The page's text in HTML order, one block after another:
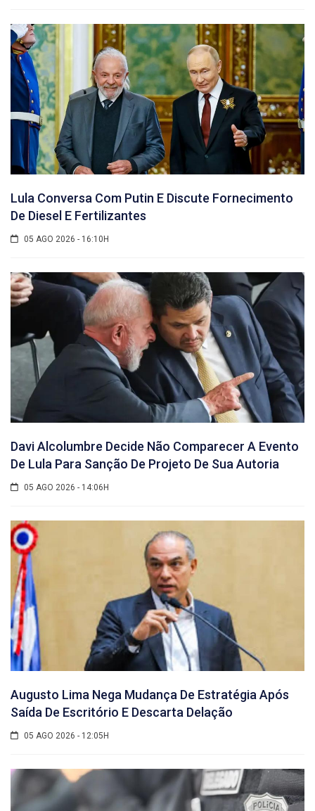
Lula Conversa Com Putin E Discute Fornecimento
De Diesel E Fertilizantes
05 AGO 2026 - 16:10H
Davi Alcolumbre Decide Não Comparecer A Evento
De Lula Para Sanção De Projeto De Sua Autoria
05 AGO 2026 - 14:06H
Augusto Lima Nega Mudança De Estratégia Após
Saída De Escritório E Descarta Delação
05 AGO 2026 - 12:05H